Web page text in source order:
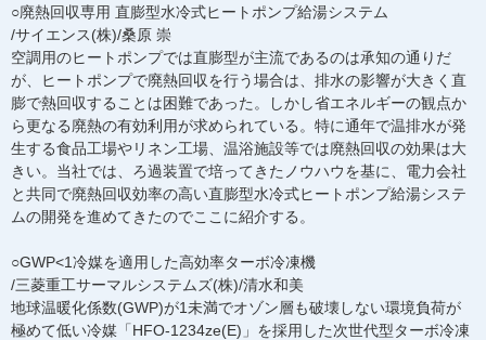
○廃熱回収専用 直膨型水冷式ヒートポンプ給湯システム
/サイエンス(株)/桑原 崇
空調用のヒートポンプでは直膨型が主流であるのは承知の通りだ
が、ヒートポンプで廃熱回収を行う場合は、排水の影響が大きく直
膨で熱回収することは困難であった。しかし省エネルギーの観点か
ら更なる廃熱の有効利用が求められている。特に通年で温排水が発
生する食品工場やリネン工場、温浴施設等では廃熱回収の効果は大
きい。当社では、ろ過装置で培ってきたノウハウを基に、電力会社
と共同で廃熱回収効率の高い直膨型水冷式ヒートポンプ給湯システ
ムの開発を進めてきたのでここに紹介する。
○GWP<1冷媒を適用した高効率ターボ冷凍機
/三菱重工サーマルシステムズ(株)/清水和美
地球温暖化係数(GWP)が1未満でオゾン層も破壊しない環境負荷が
極めて低い冷媒「HFO-1234ze(E)」を採用した次世代型ターボ冷凍